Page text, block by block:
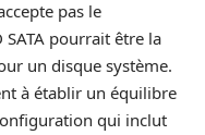
pas le
SATA pourrait être la
un disque système.
à établir un équilibre
qui inclut